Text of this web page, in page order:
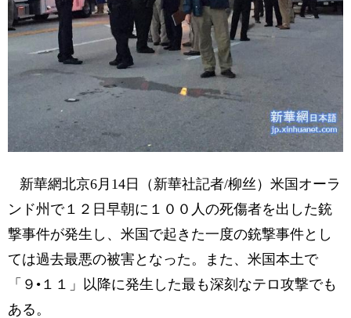
新華網北京6月14日（新華社記者/柳丝）米国オーラ
ンド州で１２日早朝に１００人の死傷者を出した銃
撃事件が発生し、米国で起きた一度の銃撃事件とし
ては過去最悪の被害となった。また、米国本土で
「９•１１」以降に発生した最も深刻なテロ攻撃でも
ある。